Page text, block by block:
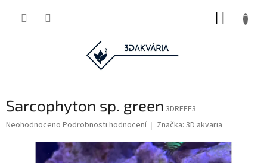
Sarcophyton sp. green 3DREEF3
Průměrné
Neohodnoceno Podrobnosti hodnocení Značka: 3D akvaria